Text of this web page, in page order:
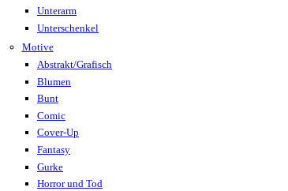
Unterarm
Unterschenkel
Motive
Abstrakt/Grafisch
Blumen
Bunt
Comic
Cover-Up
Fantasy
Gurke
Horror und Tod